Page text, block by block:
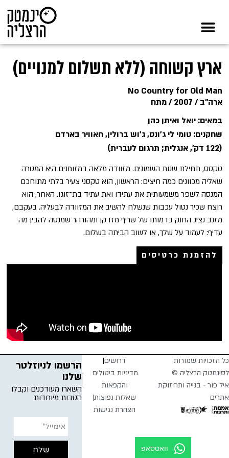
ארץ קשוחה (ללא תשלום למנויים)
No Country for Old Man
ארה"ב / 2007 / מתח
במאים: יואל ואיתן כהן
שחקנים: טומי לי ג’ונס, ג’וש ברולין, חאוויר בארדם
(122 דק', אנגלית; תרגום לעברית)
טקסס, תחילת שנות השמונים. מזוודה מלאה במזומנים היא המטרה
שאליה מכוונים כמה חיצים: הראשון, הוא טקסני צעיר בלתי מתוחכם
המנסה לשפר משמעותית את עתידו ואת עתיד בת־זוגו. האחר, הוא
רוצח שכיר נטול עכבות שנשלח להשיב את המזוודה לבעליה. בעקבם,
מזנב נציג החוק בדמותו של שריף מזדקן ומהורהר שמנסה להבין מה
עדיף: לעמוד על שלך, או לשוב הביתה בשלום.
להזמנת כרטיסים
כל הזכויות שמורות
לסינמטק הרצליה ©
איל פור - בנייה ותחזוקת
אתרים
דרושים
מדיניות ביטולים
והקפאות
שאלות נפוצות
הצהרת נגישות
הרשמו לניוזלטר
שלנו
השארו מעודכנים וקבלו
הטבות מיוחדות
וואטסאפ